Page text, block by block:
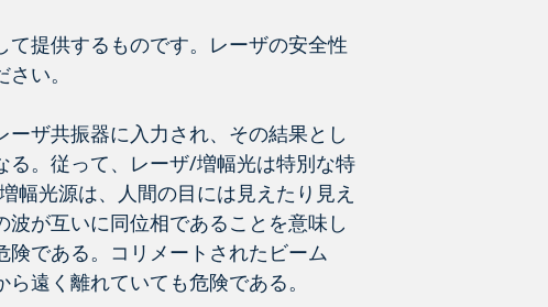
提供するものです。レーザの安全性
い。
ザ共振器に入力され、その結果とし
る。従って、レーザ/増幅光は特別な特
幅光源は、人間の目には見えたり見え
が互いに同位相であることを意味し
である。コリメートされたビーム
遠く離れていても危険である。